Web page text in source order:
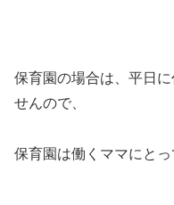
保育園の場合は、平日
せんので、
保育園は働くママにとっ